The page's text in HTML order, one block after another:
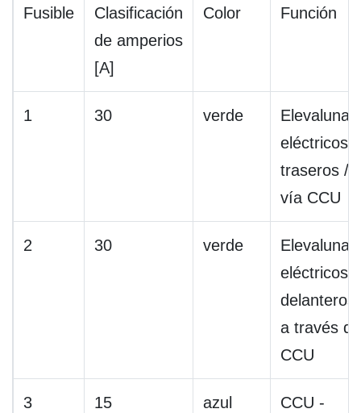
Fusible
Clasificación
de amperios
[A]
Color Función
1 30 verde
Elevalunas
eléctricos
traseros /
vía CCU
2 30 verde
Elevalunas
eléctricos
delanteros
a través de
CCU
3 15 azul
CCU -